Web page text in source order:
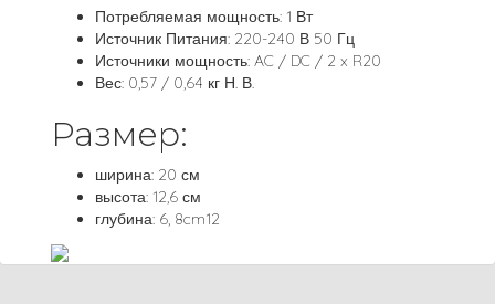
Потребляемая мощность: 1 Вт
Источник Питания: 220-240 В 50 Гц
Источники мощность: AC / DC / 2 x R20
Вес: 0,57 / 0,64 кг Н. В.
Размер:
ширина: 20 см
высота: 12,6 см
глубина: 6, 8cm12